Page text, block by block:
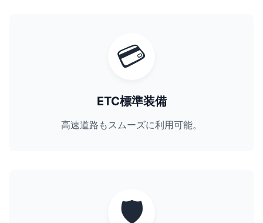
💳
ETC標準装備
高速道路もスムーズに利用可能。
🛡️